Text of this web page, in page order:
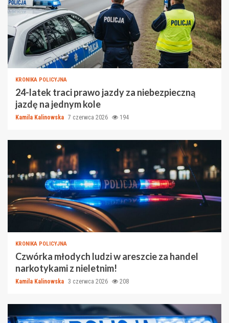
KRONIKA POLICYJNA
24-latek traci prawo jazdy za niebezpieczną
jazdę na jednym kole
Kamila Kalinowska 7 czerwca 2026 194
KRONIKA POLICYJNA
Czwórka młodych ludzi w areszcie za handel
narkotykami z nieletnim!
Kamila Kalinowska 3 czerwca 2026 208